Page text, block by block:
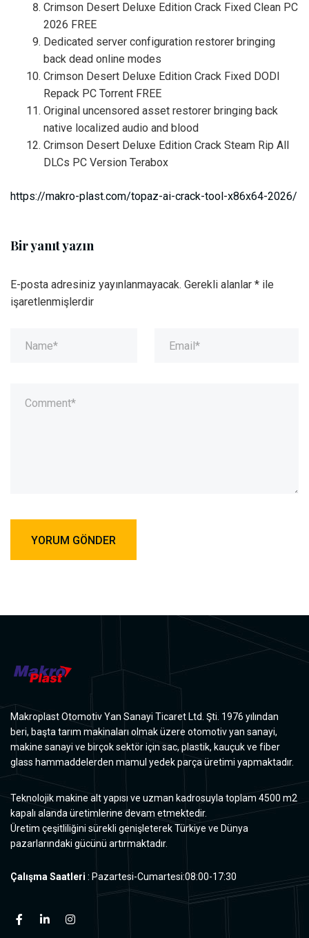
Crimson Desert Deluxe Edition Crack Fixed Clean PC
2026 FREE
Dedicated server configuration restorer bringing
back dead online modes
Crimson Desert Deluxe Edition Crack Fixed DODI
Repack PC Torrent FREE
Original uncensored asset restorer bringing back
native localized audio and blood
Crimson Desert Deluxe Edition Crack Steam Rip All
DLCs PC Version Terabox
https://makro-plast.com/topaz-ai-crack-tool-x86x64-2026/
Bir yanıt yazın
E-posta adresiniz yayınlanmayacak. Gerekli alanlar * ile
işaretlenmişlerdir
Makroplast Otomotiv Yan Sanayi Ticaret Ltd. Şti. 1976 yılından
beri, başta tarım makinaları olmak üzere otomotiv yan sanayi,
makine sanayi ve birçok sektör için sac, plastik, kauçuk ve fiber
glass hammaddelerden mamul yedek parça üretimi yapmaktadır.
Teknolojik makine alt yapısı ve uzman kadrosuyla toplam 4500 m2
kapalı alanda üretimlerine devam etmektedir.
Üretim çeşitliliğini sürekli genişleterek Türkiye ve Dünya
pazarlarındaki gücünü artırmaktadır.
Çalışma Saatleri : Pazartesi-Cumartesi:08:00-17:30